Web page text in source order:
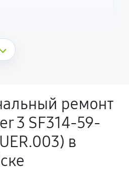
случаем
детали при
в течение
заявленным
ремонт
3 SF314-59-
в